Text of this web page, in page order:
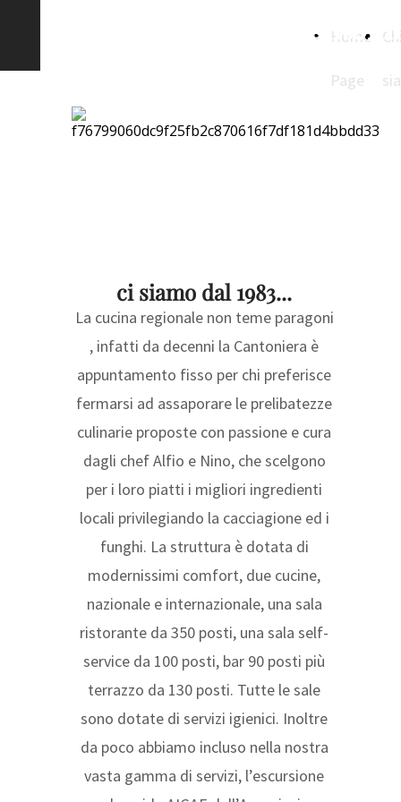
Home
Page
ci siamo dal 1983...
La cucina regionale non teme paragoni
, infatti da decenni la Cantoniera è
appuntamento fisso per chi preferisce
fermarsi ad assaporare le prelibatezze
culinarie proposte con passione e cura
dagli chef Alfio e Nino, che scelgono
per i loro piatti i migliori ingredienti
locali privilegiando la cacciagione ed i
funghi. La struttura è dotata di
modernissimi comfort, due cucine,
nazionale e internazionale, una sala
ristorante da 350 posti, una sala self-
service da 100 posti, bar 90 posti più
terrazzo da 130 posti. Tutte le sale
sono dotate di servizi igienici. Inoltre
da poco abbiamo incluso nella nostra
vasta gamma di servizi, l’escursione